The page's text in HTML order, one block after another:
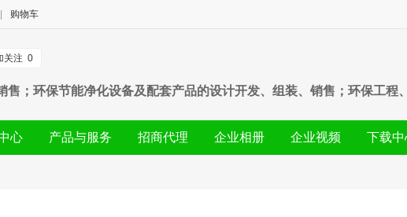
购物车
关注 0
；环保节能净化设备及配套产品的设计开发、组装、销售；环保工
心 产品与服务 招商代理 企业相册 企业视频 下载中